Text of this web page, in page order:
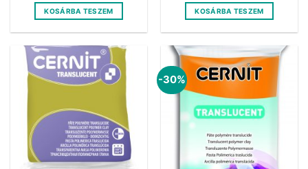
was:
990 Ft.
is:
790 Ft.
KOSÁRBA TESZEM
was:
990 Ft.
is:
695 Ft.
KOSÁRBA TESZEM
-30%